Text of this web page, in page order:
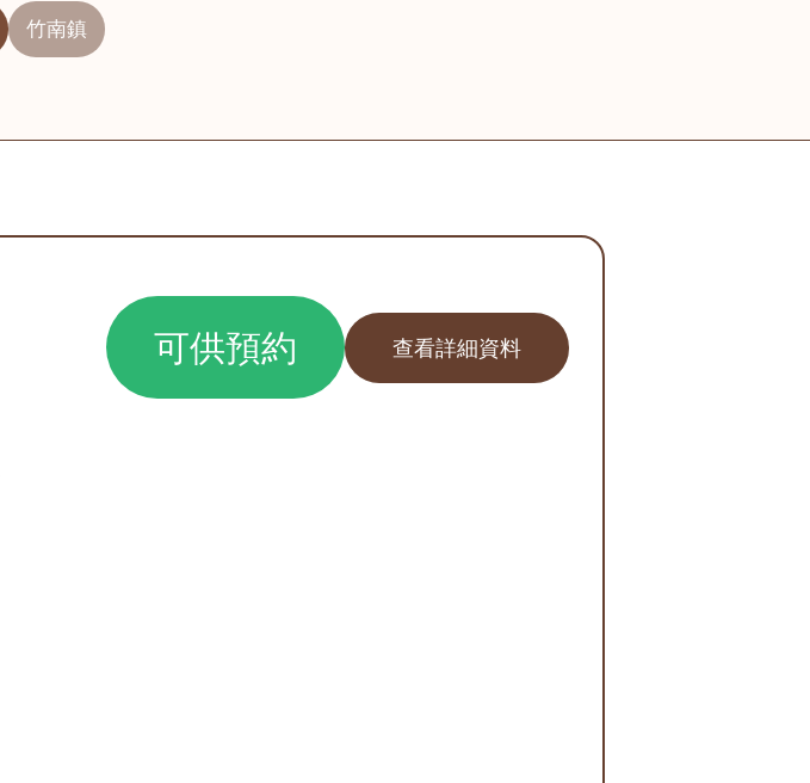
竹南鎮
可供預約 查看詳細資料